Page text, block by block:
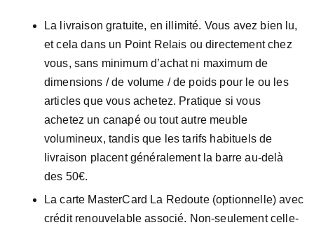
La livraison gratuite, en illimité. Vous avez bien lu,
et cela dans un Point Relais ou directement chez
vous, sans minimum d’achat ni maximum de
dimensions / de volume / de poids pour le ou les
articles que vous achetez. Pratique si vous
achetez un canapé ou tout autre meuble
volumineux, tandis que les tarifs habituels de
livraison placent généralement la barre au-delà
des 50€.
La carte MasterCard La Redoute (optionnelle) avec
crédit renouvelable associé. Non-seulement celle-